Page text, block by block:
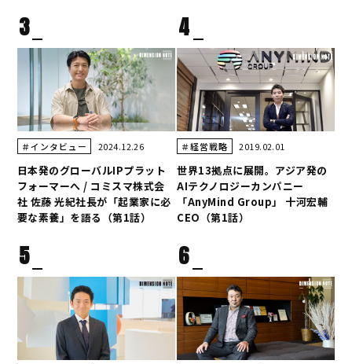
3
＃インタビュー 2024.12.26
日本発のグローバルIPプラット
フォーマーへ / コミスマ株式会
社 佐藤 光紀社長が「起業家に必
要な素養」を語る（第1話）
4
＃経営戦略 2019.02.01
世界13拠点に展開。アジア発の
AIテクノロジーカンパニー
「AnyMind Group」 十河宏輔
CEO（第1話）
5 6